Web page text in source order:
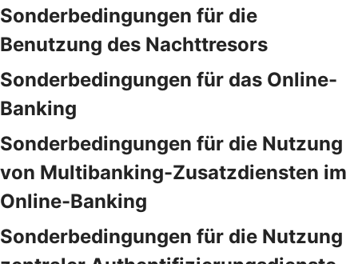
Sonderbedingungen für die
Benutzung des Nachttresors
Sonderbedingungen für das Online-
Banking
Sonderbedingungen für die Nutzung
von Multibanking-Zusatzdiensten im
Online-Banking
Sonderbedingungen für die Nutzung